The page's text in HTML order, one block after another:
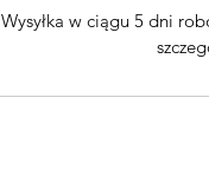
Wysyłka w ciągu 5 dni